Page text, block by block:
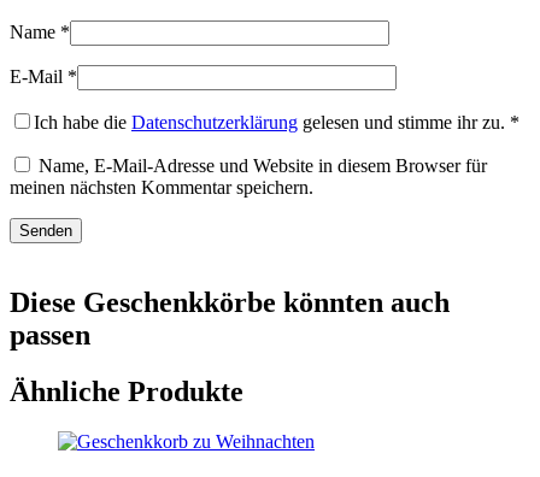
Name *
E-Mail *
Ich habe die Datenschutzerklärung gelesen und stimme ihr zu. *
Name, E-Mail-Adresse und Website in diesem Browser für
meinen nächsten Kommentar speichern.
Diese Geschenkkörbe könnten auch
passen
Ähnliche Produkte